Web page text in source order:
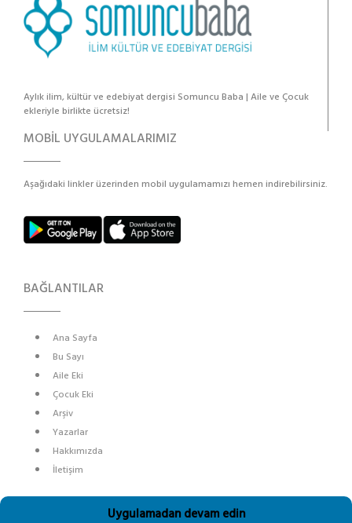
Aylık ilim, kültür ve edebiyat dergisi Somuncu Baba | Aile ve Çocuk
ekleriyle birlikte ücretsiz!
MOBİL UYGULAMALARIMIZ
Aşağıdaki linkler üzerinden mobil uygulamamızı hemen indirebilirsiniz.
BAĞLANTILAR
Ana Sayfa
Bu Sayı
Aile Eki
Çocuk Eki
Arşiv
Yazarlar
Hakkımızda
İletişim
SOSYAL MEDYA
Uygulamadan devam edin